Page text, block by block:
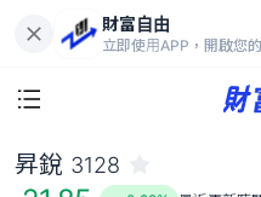
財富自由
立即使用APP，開啟您
21.85
-
昇銳 3128